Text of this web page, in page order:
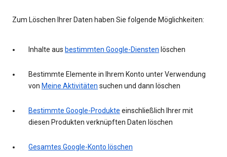
Zum Löschen Ihrer Daten haben Sie folgende Möglichkeiten:
Inhalte aus bestimmten Google-Diensten löschen
Bestimmte Elemente in Ihrem Konto unter Verwendung
von Meine Aktivitäten suchen und dann löschen
Bestimmte Google-Produkte einschließlich Ihrer mit
diesen Produkten verknüpften Daten löschen
Gesamtes Google-Konto löschen